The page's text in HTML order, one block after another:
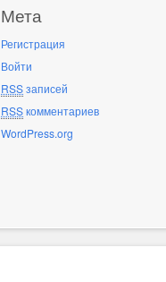
Мета
Регистрация
Войти
RSSзаписей
RSSкомментариев
WordPress.org